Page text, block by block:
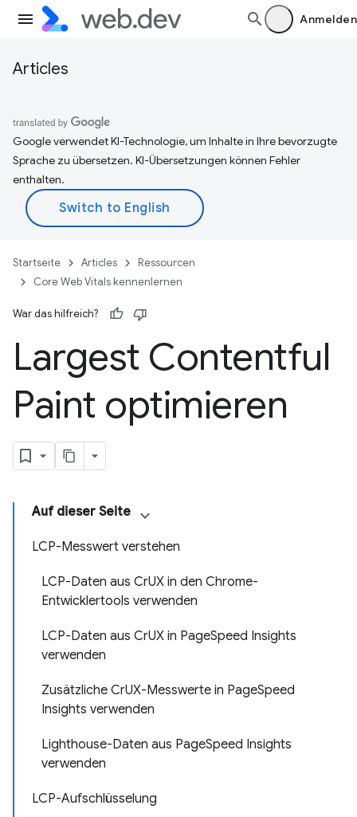
Anmelden
Articles
Google verwendet KI-Technologie, um Inhalte in Ihre bevorzugte
Sprache zu übersetzen. KI-Übersetzungen können Fehler
enthalten.
Startseite Articles
Ressourcen
Core Web Vitals kennenlernen
War das hilfreich?
Largest Contentful
Paint optimieren
Auf dieser Seite
LCP-Messwert verstehen
LCP-Daten aus CrUX in den Chrome-
Entwicklertools verwenden
LCP-Daten aus CrUX in PageSpeed Insights
verwenden
Zusätzliche CrUX-Messwerte in PageSpeed
Insights verwenden
Lighthouse-Daten aus PageSpeed Insights
verwenden
LCP-Aufschlüsselung